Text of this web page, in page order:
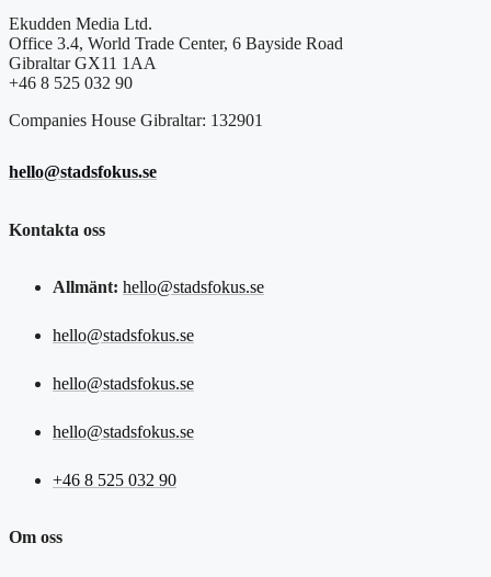
Ekudden Media Ltd.
Office 3.4, World Trade Center, 6 Bayside Road
Gibraltar GX11 1AA
+46 8 525 032 90
Companies House Gibraltar: 132901
hello@stadsfokus.se
Kontakta oss
Allmänt: hello@stadsfokus.se
hello@stadsfokus.se
hello@stadsfokus.se
hello@stadsfokus.se
+46 8 525 032 90
Om oss